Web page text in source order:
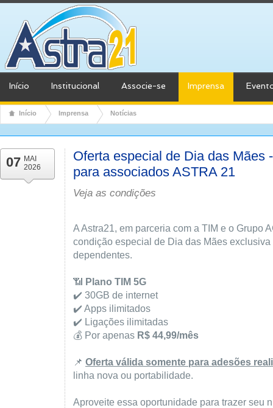
Início Institucional Associe-se Imprensa
Início Imprensa Notícias
07 MAI
2026
Oferta especial de Dia das Mães
para associados ASTRA 21
Veja as condições
A Astra21, em parceria com a TIM e o Grupo
condição especial de Dia das Mães
dependentes.
📶
Plano TIM 5G
✔️ 30GB de internet
✔️ Apps ilimitados
✔️ Ligações ilimitadas
💰 Por apenas R$ 44,99/mês
📌 Oferta válida somente para adesões
linha nova ou portabilidade.
Aproveite essa oportunidade para trazer seu